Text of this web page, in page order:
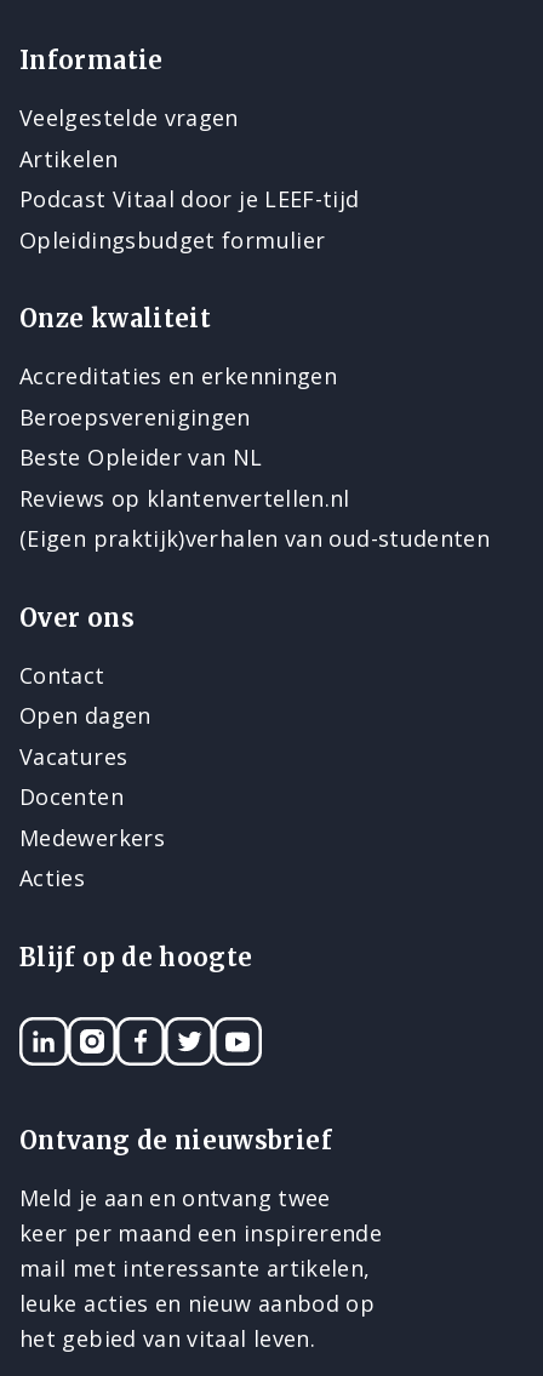
Informatie
Veelgestelde vragen
Artikelen
Podcast Vitaal door je LEEF-tijd
Opleidingsbudget formulier
Onze kwaliteit
Accreditaties en erkenningen
Beroepsverenigingen
Beste Opleider van NL
Reviews op klantenvertellen.nl
(Eigen praktijk)verhalen van oud-studenten
Over ons
Contact
Open dagen
Vacatures
Docenten
Medewerkers
Acties
Blijf op de hoogte
LinkedINInstagram
Facebook
TwitterYouTube
Ontvang de nieuwsbrief
Meld je aan en ontvang twee
keer per maand een inspirerende
mail met interessante artikelen,
leuke acties en nieuw aanbod op
het gebied van vitaal leven.